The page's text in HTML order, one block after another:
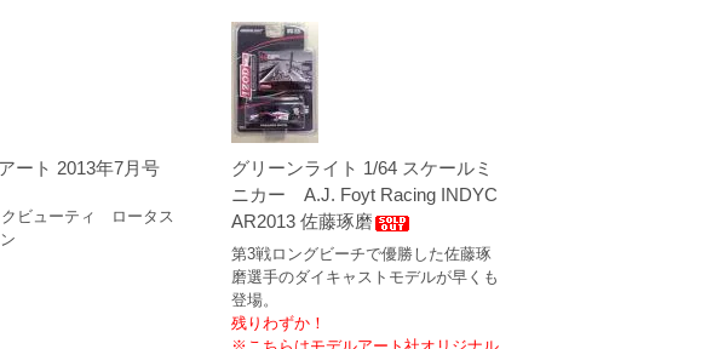
ート 2013年7月号
ビューティ ロータス
グリーンライト 1/64 スケールミ
ニカー A.J. Foyt Racing INDYC
AR2013 佐藤琢磨
第3戦ロングビーチで優勝した佐藤琢
磨選手のダイキャストモデルが早くも
登場。
残りわずか！